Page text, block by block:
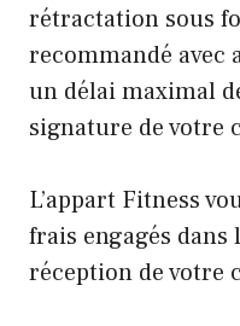
rétractation sous
recommandé avec
un délai maximal
signature de votre
L’appart Fitness
frais engagés
réception de votre